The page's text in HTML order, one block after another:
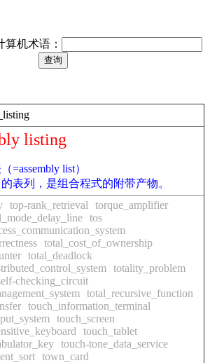
机术语：
listing
=assembly list）
表列，是组合程式的附带产物。
top-rank_retrieval
torque_amplifier
tos
total_cost_of_ownership
total_deadlock
totality_problem
checking_circuit
total_recursive_function
touch_information_terminal
touch_screen
touch_tablet
touch-tone_data_service
town_card